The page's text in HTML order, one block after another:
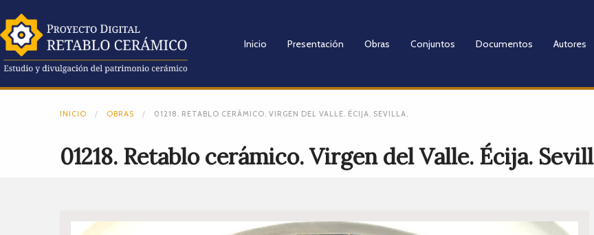
Inicio Presentación Obras Conjuntos Documentos Autores
INICIO OBRAS 01218. RETABLO CERÁMICO. VIRGEN DEL VALLE. ÉCIJA. SEVILLA.
01218. Retablo cerámico. Virgen del Valle. Écija.